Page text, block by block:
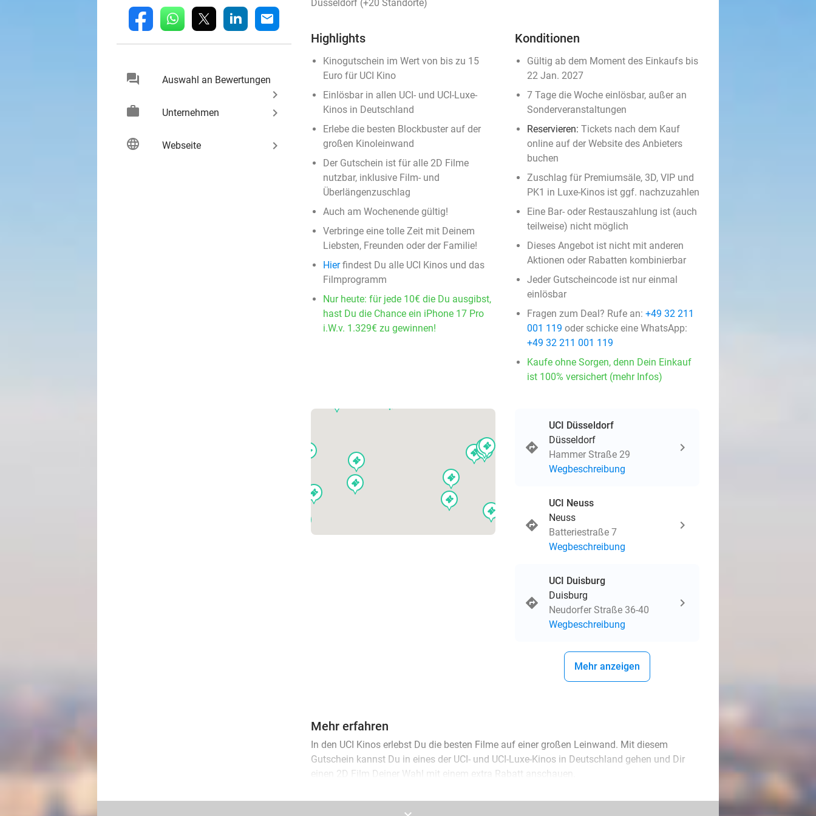
fb whatsapp linkedin mail
chat Auswahl an Bewertungen
keyboard_arrow_right
work
Unternehmen keyboard_arrow_right
language Webseite keyboard_arrow_right
Düsseldorf (+20 Standorte)
Highlights
Kinogutschein im Wert von bis zu 15
Euro für UCI Kino
Einlösbar in allen UCI- und UCI-Luxe-
Kinos in Deutschland
Erlebe die besten Blockbuster auf der
großen Kinoleinwand
Der Gutschein ist für alle 2D Filme
nutzbar, inklusive Film- und
Überlängenzuschlag
Auch am Wochenende gültig!
Verbringe eine tolle Zeit mit Deinem
Liebsten, Freunden oder der Familie!
Hierfindest Du alle UCI Kinos und das
Filmprogramm
Nur heute: für jede 10€ die Du ausgibst,
hast Du die Chance ein iPhone 17 Pro
i.W.v. 1.329€ zu gewinnen!
Konditionen
Gültig ab dem Moment des Einkaufs bis
22 Jan. 2027
7 Tage die Woche einlösbar, außer an
Sonderveranstaltungen
Reservieren: Tickets nach dem Kauf
online auf der Website des Anbieters
buchen
Zuschlag für Premiumsäle, 3D, VIP und
PK1 in Luxe-Kinos ist ggf. nachzuzahlen
Eine Bar- oder Restauszahlung ist (auch
teilweise) nicht möglich
Dieses Angebot ist nicht mit anderen
Aktionen oder Rabatten kombinierbar
Jeder Gutscheincode ist nur einmal
einlösbar
Fragen zum Deal? Rufe an: +49 32 211
001 119 oder schicke eine WhatsApp:
+49 32 211 001 119
Kaufe ohne Sorgen, denn Dein Einkauf
ist 100% versichert (mehr Infos)
events
events
events
events
events
events
eventsevents
events
events
events
UCI Düsseldorf
Düsseldorf
Hammer Straße 29
Wegbeschreibung
UCI Neuss
Neuss
Batteriestraße 7
Wegbeschreibung
UCI Duisburg
Duisburg
Neudorfer Straße 36-40
Wegbeschreibung
Mehr anzeigen
Mehr erfahren
In den UCI Kinos erlebst Du die besten Filme auf einer großen Leinwand. Mit diesem
Gutschein kannst Du in eines der UCI- und UCI-Luxe-Kinos in Deutschland gehen und Dir
einen 2D Film Deiner Wahl mit einem extra Rabatt anschauen.
Schaue Dir zusammen mit Deinem Liebsten einen romantischen Film an, mit Freunden die